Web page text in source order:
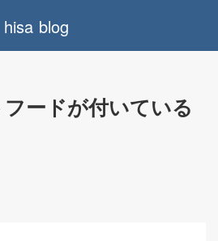
hisa blog
ードが付いている